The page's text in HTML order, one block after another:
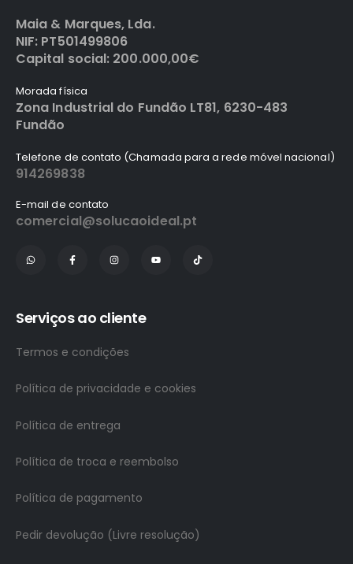
Maia & Marques, Lda.
NIF: PT501499806
Capital social: 200.000,00€
Morada física
Zona Industrial do Fundão LT81, 6230-483
Fundão
Telefone de contato (Chamada para a rede móvel nacional)
914269838
E-mail de contato
comercial@solucaoideal.pt
Serviços ao cliente
Termos e condições
Política de privacidade e cookies
Política de entrega
Política de troca e reembolso
Política de pagamento
Pedir devolução (Livre resolução)